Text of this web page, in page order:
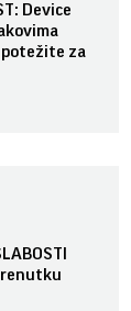
Device
potežite za